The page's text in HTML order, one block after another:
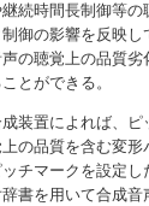
続時間長制御等の
御の影響を反映し
の聴覚上の品質劣
とができる。
装置によれば、ピ
の品質を含む変形
チマークを設定し
書を用いて合成音